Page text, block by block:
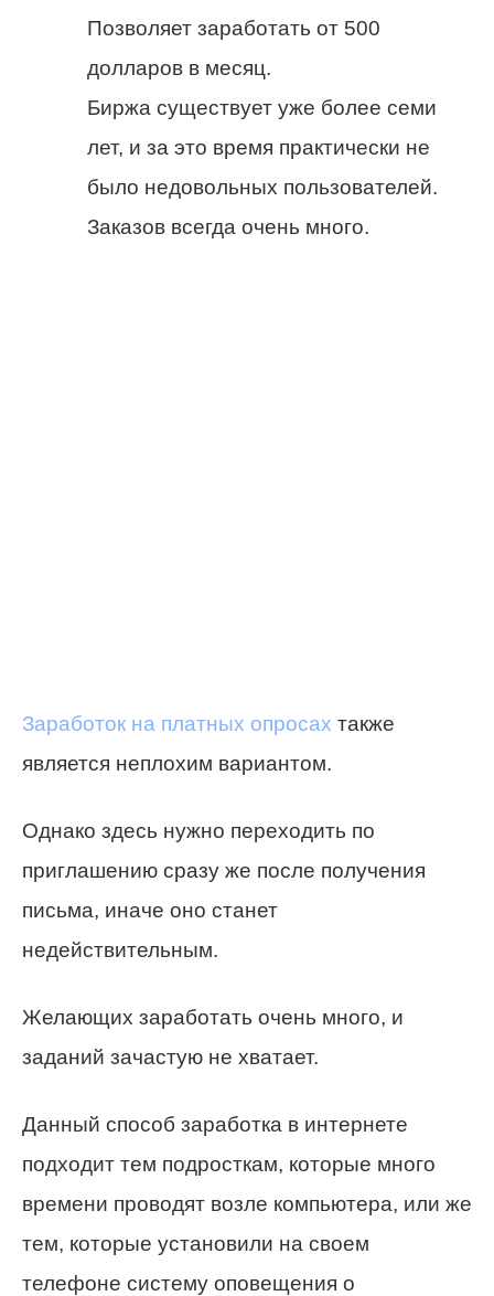
Позволяет заработать от 500
долларов в месяц.
Биржа существует уже более семи
лет, и за это время практически не
было недовольных пользователей.
Заказов всегда очень много.
Заработок на платных опросах также
является неплохим вариантом.
Однако здесь нужно переходить по
приглашению сразу же после получения
письма, иначе оно станет
недействительным.
Желающих заработать очень много, и
заданий зачастую не хватает.
Данный способ заработка в интернете
подходит тем подросткам, которые много
времени проводят возле компьютера, или же
тем, которые установили на своем
телефоне систему оповещения о